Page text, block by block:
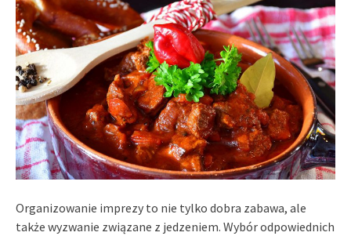
Organizowanie imprezy to nie tylko dobra zabawa, ale
także wyzwanie związane z jedzeniem. Wybór odpowiednich